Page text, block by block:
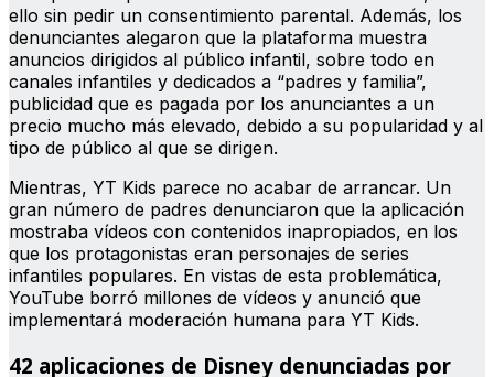
ello sin pedir un consentimiento parental. Además, los
denunciantes alegaron que la plataforma muestra
anuncios dirigidos al público infantil, sobre todo en
canales infantiles y dedicados a “padres y familia”,
publicidad que es pagada por los anunciantes a un
precio mucho más elevado, debido a su popularidad y al
tipo de público al que se dirigen.
Mientras, YT Kids parece no acabar de arrancar. Un
gran número de padres denunciaron que la aplicación
mostraba vídeos con contenidos inapropiados, en los
que los protagonistas eran personajes de series
infantiles populares. En vistas de esta problemática,
YouTube borró millones de vídeos y anunció que
implementará moderación humana para YT Kids.
42 aplicaciones de Disney denunciadas por